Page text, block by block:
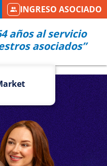
INGRESO ASOCIADO
años al servicio
asociados”